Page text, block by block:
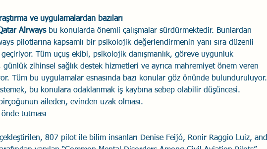
ve uygulamalardan bazıları
Airways bu konularda önemli çalışmalar sürdürmektedir. Bunlardan
pilotlarına kapsamlı bir psikolojik değerlendirmenin yanı sıra düzenli
geçiriyor. Tüm uçuş ekibi, psikolojik danışmanlık, göreve uygunluk
zihinsel sağlık destek hizmetleri ve ayrıca mahremiyet önem veren
Tüm bu uygulamalar esnasında bazı konular göz önünde bulunduruluyor.
bu konulara odaklanmak iş kaybına sebep olabilir düşüncesi.
aileden, evinden uzak olması.
tutması
807 pilot ile bilim insanları Denise Feijó, Ronir Raggio Luiz, and